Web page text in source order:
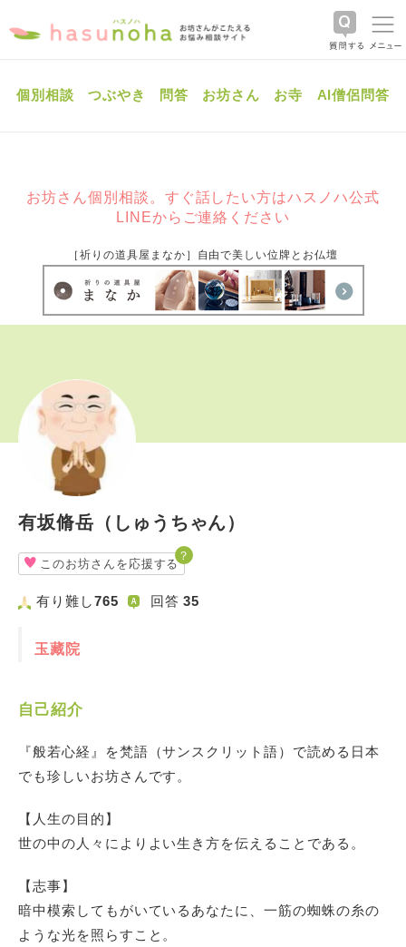
個別相談 つぶやき 問答 お坊さん お寺 AI僧侶問答
お坊さん個別相談。すぐ話したい方はハスノハ公式
LINEからご連絡ください
［祈りの道具屋まなか］自由で美しい位牌とお仏壇
有坂脩岳（しゅうちゃん）
このお坊さんを応援する
？
有り難し765 回答 35
玉藏院
自己紹介
『般若心経』を梵語（サンスクリット語）で読める日本
でも珍しいお坊さんです。
【人生の目的】
世の中の人々によりよい生き方を伝えることである。
【志事】
暗中模索してもがいているあなたに、一筋の蜘蛛の糸の
ような光を照らすこと。